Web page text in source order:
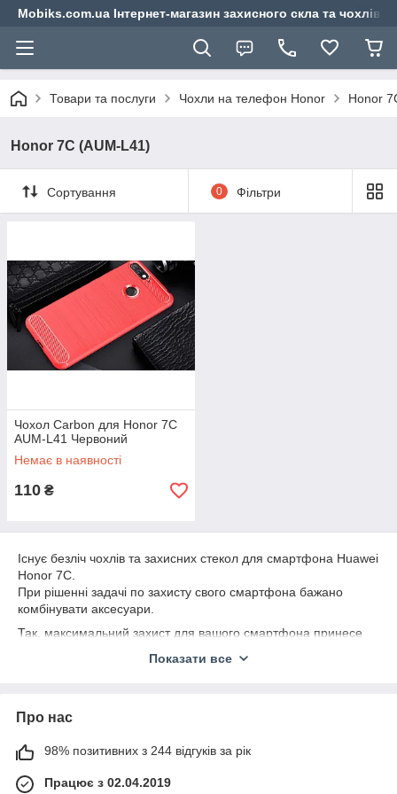
Mobiks.com.ua Інтернет-магазин захисного скла та чохлів
Товари та послуги Чохли на телефон Honor Honor
Honor 7C (AUM-L41)
Сортування 0 Фільтри
Чохол Carbon для Honor 7C
AUM-L41 Червоний
Немає в наявності
110 ₴
Існує безліч чохлів та захисних стекол для смартфона Huawei
Honor 7C.
При рішенні задачі по захисту свого смартфона бажано
комбінувати аксесуари.
Так, максимальний захист для вашого смартфона принесе
У нас ви можете знайти безліч різних чохлів і стекол для
Рекомендуємо звернути вашу увагу на вигляд чохла -
найуразливіших частин телефону – бічних граней і кутів.
Показати все
Про нас
98% позитивних з 244 відгуків за рік
Працює з 02.04.2019